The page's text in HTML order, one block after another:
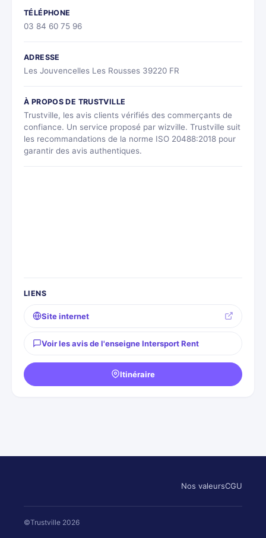
TÉLÉPHONE
03 84 60 75 96
ADRESSE
Les Jouvencelles Les Rousses 39220 FR
À PROPOS DE TRUSTVILLE
Trustville, les avis clients vérifiés des commerçants de
confiance. Un service proposé par wizville. Trustville suit
les recommandations de la norme ISO 20488:2018 pour
garantir des avis authentiques.
LIENS
Site internet
Voir les avis de l'enseigne Intersport Rent
Itinéraire
Nos valeursCGU
©Trustville 2026